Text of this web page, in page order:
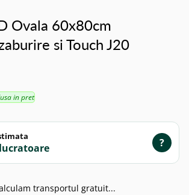
Ovala 60x80cm
si Touch J20
in pret
?
transportul gratuit...